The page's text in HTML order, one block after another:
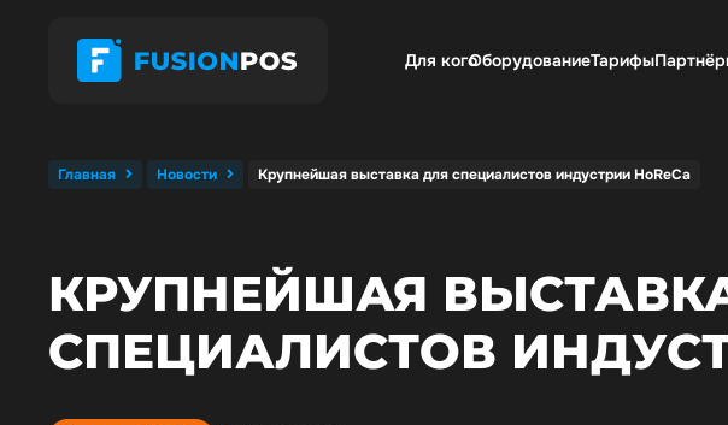
Для когоОборудованиеТарифы
Главная Новости Крупнейшая выставка для специалистов индустрии HoReCa
КРУПНЕЙШАЯ
СПЕЦИАЛИСТОВ